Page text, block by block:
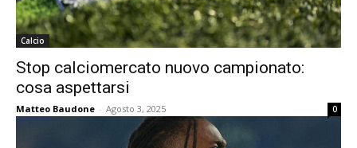
Calcio
Stop calciomercato nuovo campionato:
cosa aspettarsi
Matteo Baudone - Agosto 3, 2025 0